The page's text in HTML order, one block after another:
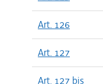
Art. 126
Art. 127
Art. 127 bis